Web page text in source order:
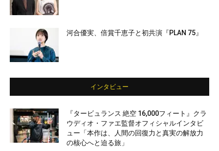
河合優実、倍賞千恵子と初共演『PLAN 75』
インタビュー
『タービュランス 絶空 16,000フィート』クラ
ウディオ・ファエ監督オフィシャルインタビ
ュー「本作は、人間の回復力と真実の解放力
の核心へと迫る旅」